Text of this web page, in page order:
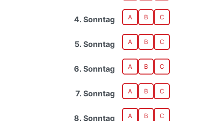
4. Sonntag A B C
5. Sonntag A B C
6. Sonntag A B C
7. Sonntag A B C
8. Sonntag A B C